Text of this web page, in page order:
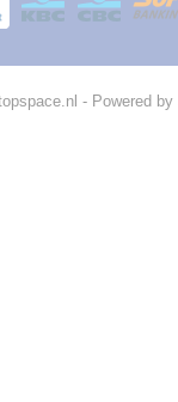
- Powered by